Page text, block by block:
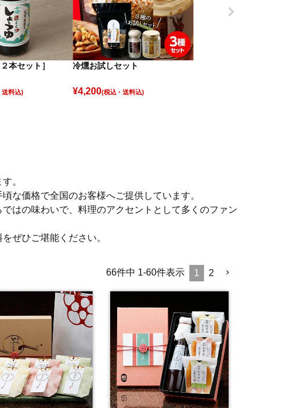
本セット］ 冷燻お試しセット
¥4,200(税込)
。
な価格で全国のお客様へご提供しています。
はの味わいで、料理のアクセントとして多くのファン
ぜひご堪能ください。
66件中 1-60件表示 1 2